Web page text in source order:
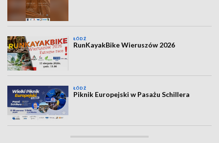
ŁÓDŹ
RunKayakBike Wieruszów 2026
ŁÓDŹ
Piknik Europejski w Pasażu Schillera